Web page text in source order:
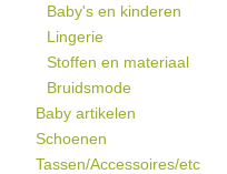
Baby's en kinderen
Lingerie
Stoffen en materiaal
Bruidsmode
Baby artikelen
Schoenen
Tassen/Accessoires/etc